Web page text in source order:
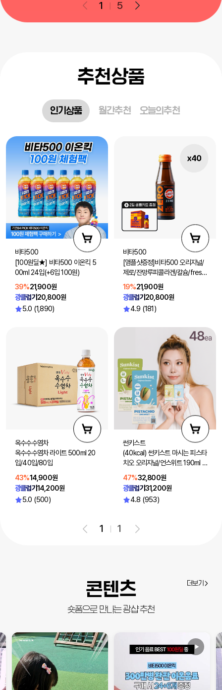
1 5
추천상품
인기상품 월간추천 오늘의추천
비타500
[100원딜★] 비타500 이온킥 5
00ml 24입(+6입 100원)
39%21,900원
광클럽가 20,800원
5.0 (1,890)
비타500
[앰플샷증정]비타500 오리지널/
제로/잔망루피콜라겐/칼슘/fresh
100ml 40입 (맛 선택1)
19%21,900원
광클럽가 20,800원
4.9 (181)
옥수수수염차
옥수수수염차 라이트 500ml 20
입/40입/80입
43%14,900원
광클럽가 14,200원
5.0 (500)
썬키스트
(40kcal) 썬키스트 마시는 피스타
치오 오리지널/언스위트 190ml 4
8입(선택2)
47%32,800원
광클럽가 31,200원
4.8 (953)
1 1
콘텐츠 더보기
숏폼으로 만나는 광샵 추천